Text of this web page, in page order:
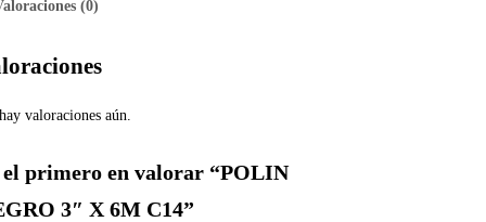
(0)
valoraciones aún.
el primero en valorar “POLIN
3″ X 6M C14”